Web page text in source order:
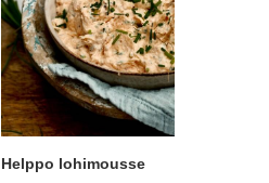
Helppo lohimousse